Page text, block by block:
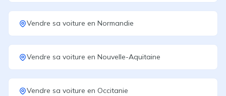
Vendre sa voiture en Normandie
Vendre sa voiture en Nouvelle-Aquitaine
Vendre sa voiture en Occitanie